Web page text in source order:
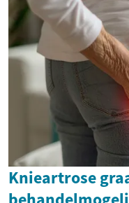
Knieartrose